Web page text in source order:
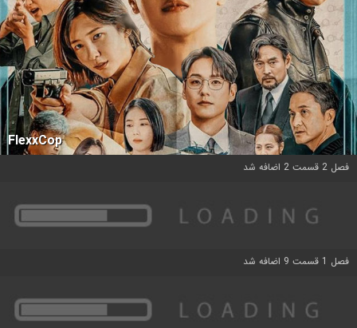
FlexxCop
فصل 2 قسمت 2 اضافه شد
فصل 1 قسمت 9 اضافه شد